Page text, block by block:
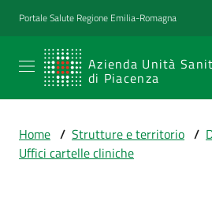
Vai al contenuto
Vai alla navigazione
Vai al footer
Portale Salute Regione Emilia-Romagna
Azienda Unità
di Piacenza
SERVIZIO
SANITARIO
Emilia-
Romagna
Home / Strutture e territorio /
Uffici cartelle cliniche